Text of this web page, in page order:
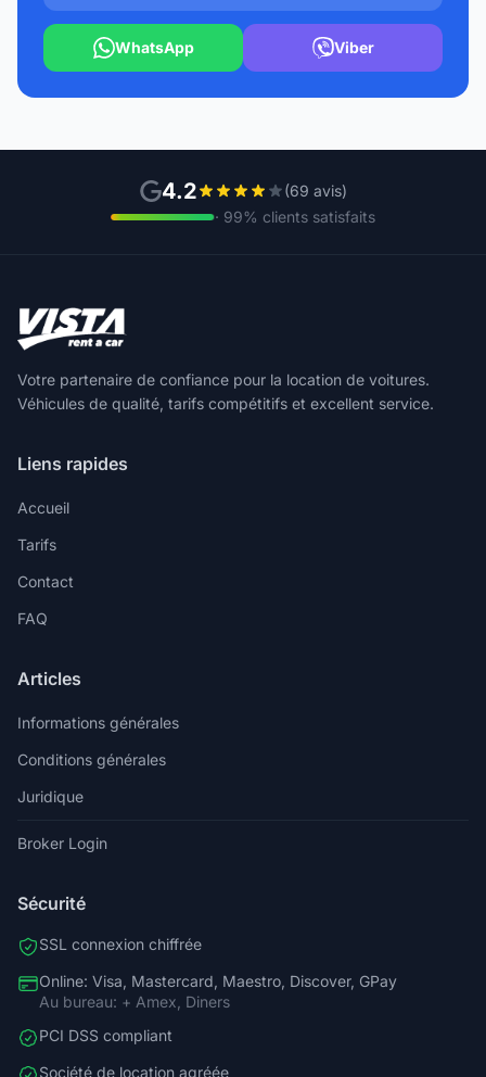
WhatsApp Viber
4.2
(69 avis)
· 99% clients satisfaits
Votre partenaire de confiance pour la location de voitures.
Véhicules de qualité, tarifs compétitifs et excellent service.
Liens rapides
Accueil
Tarifs
Contact
FAQ
Articles
Informations générales
Conditions générales
Juridique
Broker Login
Sécurité
SSL connexion chiffrée
Online: Visa, Mastercard, Maestro, Discover, GPay
Au bureau: + Amex, Diners
PCI DSS compliant
Société de location agréée